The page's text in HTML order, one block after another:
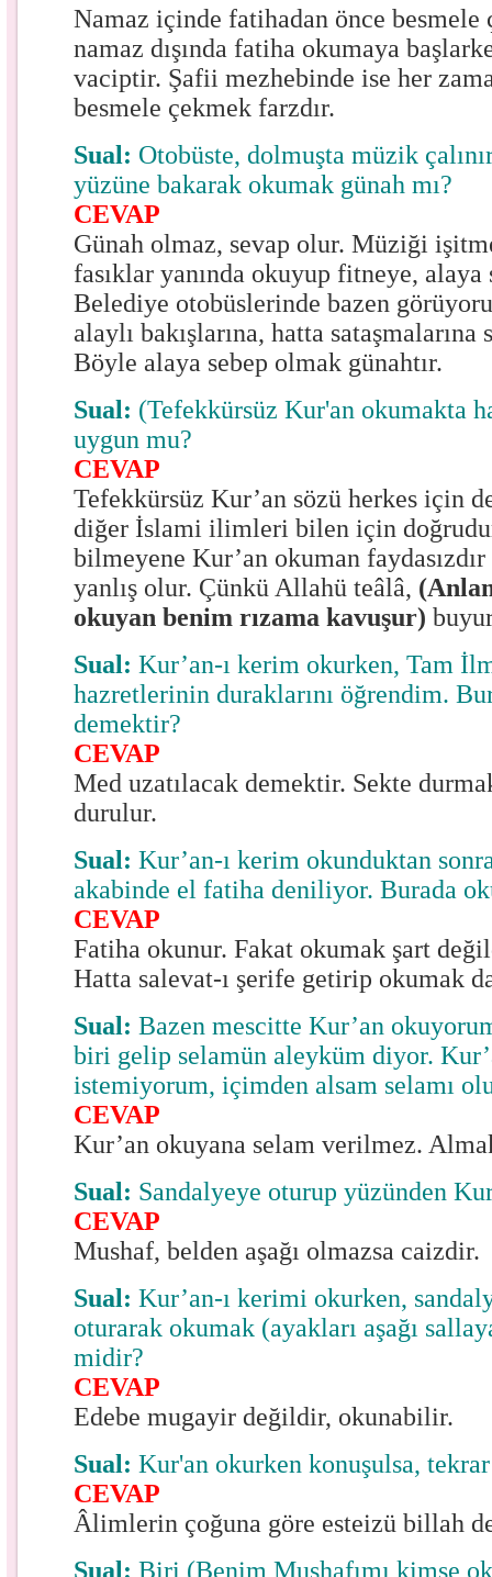
Namaz içinde fatihadan önce besmele
namaz dışında fatiha okumaya
vaciptir. Şafii mezhebinde ise her
besmele çekmek farzdır.
Sual: Otobüste, dolmuşta müzik
yüzüne bakarak okumak günah mı?
CEVAP
Günah olmaz, sevap olur. Müziği
fasıklar yanında okuyup fitneye, alaya
Belediye otobüslerinde bazen
alaylı bakışlarına, hatta
Böyle alaya sebep olmak günahtır.
Sual: (Tefekkürsüz Kur'an okumakta
uygun mu?
CEVAP
Tefekkürsüz Kur’an sözü herkes için
diğer İslami ilimleri bilen için
bilmeyene Kur’an okuman
yanlış olur. Çünkü Allahü teâlâ,
okuyan benim rızama kavuşur)
Sual: Kur’an-ı kerim okurken, Tam
hazretlerinin duraklarını öğrendim.
demektir?
CEVAP
Med uzatılacak demektir. Sekte
durulur.
Sual: Kur’an-ı kerim okunduktan
akabinde el fatiha deniliyor. Burada
CEVAP
Fatiha okunur. Fakat okumak şart
Hatta salevat-ı şerife getirip okumak
Sual: Bazen mescitte Kur’an
biri gelip selamün aleyküm diyor.
istemiyorum, içimden alsam selamı
CEVAP
Kur’an okuyana selam verilmez.
Sual: Sandalyeye oturup yüzünden
CEVAP
Mushaf, belden aşağı olmazsa caizdir.
Sual: Kur’an-ı kerimi okurken,
oturarak okumak (ayakları aşağı
midir?
CEVAP
Edebe mugayir değildir, okunabilir.
Sual: Kur'an okurken konuşulsa,
CEVAP
Âlimlerin çoğuna göre esteizü billah
Sual: Biri (Benim Mushafımı kimse